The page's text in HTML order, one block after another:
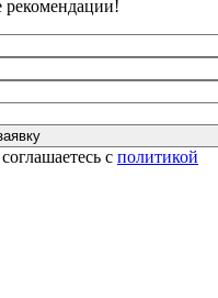
рекомендации!
с политикой